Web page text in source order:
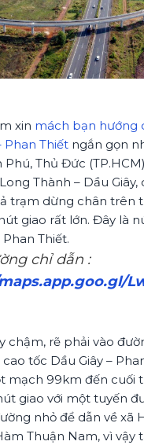
xin mách bạn hướng
Phan Thiết ngắn gọn
Phú, Thủ Đức
Thành – Dầu
trạm dừng chân trên
giao rất lớn. Đây là
Thiết.
chỉ dẫn :
chậm, rẽ phải vào
tốc Dầu Giây –
mạch 99km đến cuối
giao với một tuyến
nhỏ để dẫn về xã
Thuận Nam, vì vậy